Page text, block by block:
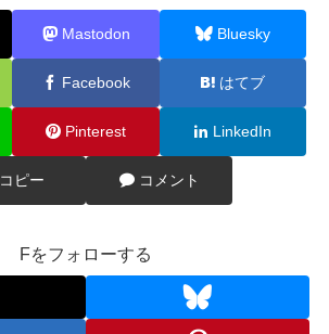
Mastodon Bluesky
Facebook はてブ
Pinterest LinkedIn
コピー コメント
Fをフォローする